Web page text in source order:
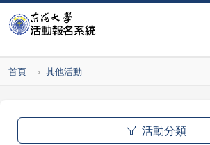
首頁 其他活動
活動分類